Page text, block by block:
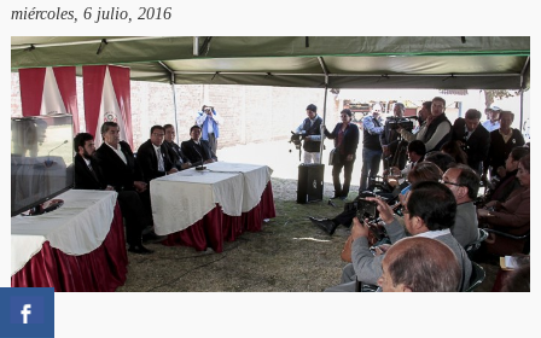
miércoles, 6 julio, 2016